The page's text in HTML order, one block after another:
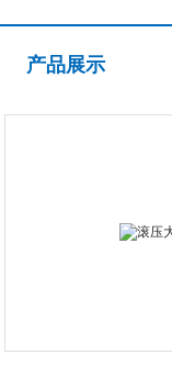
产品展示